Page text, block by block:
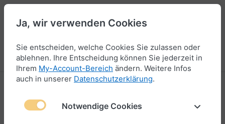
Menü Anmelden Vergleichen Wunschliste Warenkorb
Ja, wir verwenden Cookies
Sie entscheiden, welche Cookies Sie zulassen oder
ablehnen. Ihre Entscheidung können Sie jederzeit in
Ihrem My-Account-Bereich ändern. Weitere Infos
auch in unserer Datenschutzerklärung.
Notwendige Cookies